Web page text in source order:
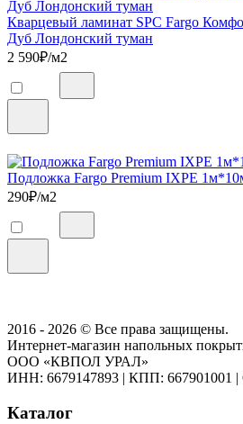
Кварцевый ламинат SPC Fargo
Дуб Лондонский туман
2 590₽/м2
Подложка Fargo Premium IXPE
290₽/м2
2016 - 2026 © Все права защищены.
Интернет-магазин напольных
ООО «КВПОЛ УРАЛ»
ИНН: 6679147893 | КПП: 667901001 |
Каталог